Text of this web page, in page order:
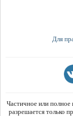
Для
Частичное или полное
разрешается только